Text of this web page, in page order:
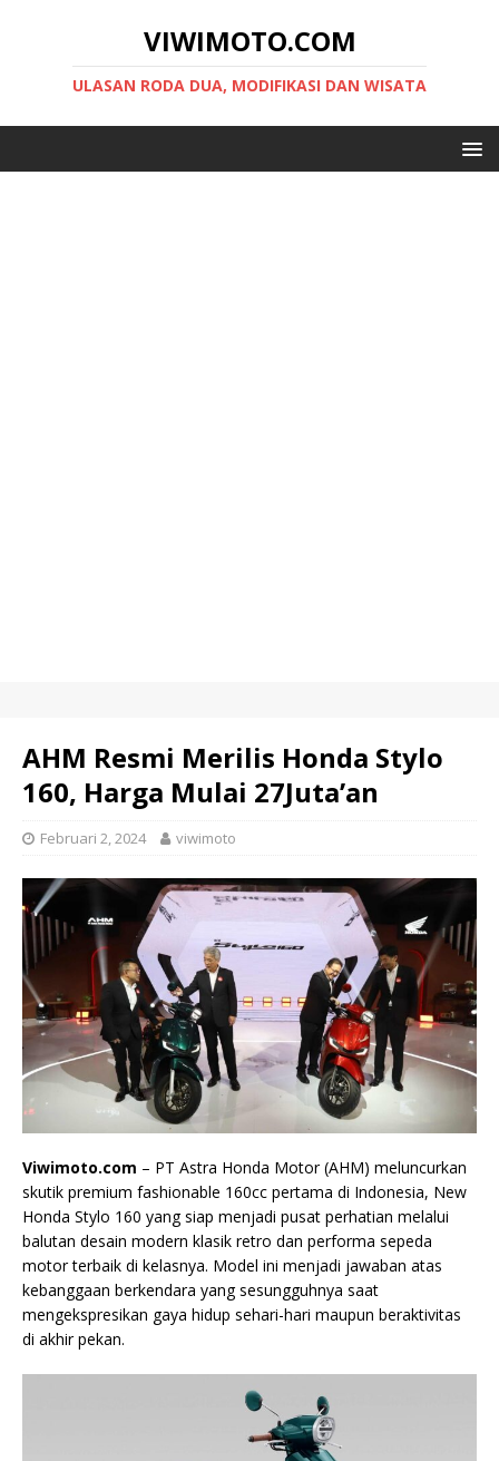
VIWIMOTO.COM
ULASAN RODA DUA, MODIFIKASI DAN WISATA
AHM Resmi Merilis Honda Stylo
160, Harga Mulai 27Juta’an
Februari 2, 2024 viwimoto
Viwimoto.com – PT Astra Honda Motor (AHM) meluncurkan
skutik premium fashionable 160cc pertama di Indonesia, New
Honda Stylo 160 yang siap menjadi pusat perhatian melalui
balutan desain modern klasik retro dan performa sepeda
motor terbaik di kelasnya. Model ini menjadi jawaban atas
kebanggaan berkendara yang sesungguhnya saat
mengekspresikan gaya hidup sehari-hari maupun beraktivitas
di akhir pekan.